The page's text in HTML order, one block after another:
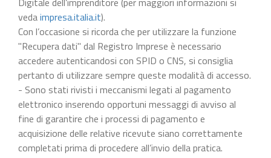
vedaimpresa.italia.it).
Con l’occasione si ricorda che per utilizzare la funzione
"Recupera dati" dal Registro Imprese è necessario
accedere autenticandosi con SPID o CNS, si consiglia
pertanto di utilizzare sempre queste modalità di accesso.
- Sono stati rivisti i meccanismi legati al pagamento
elettronico inserendo opportuni messaggi di avviso al
fine di garantire che i processi di pagamento e
acquisizione delle relative ricevute siano correttamente
completati prima di procedere all’invio della pratica.